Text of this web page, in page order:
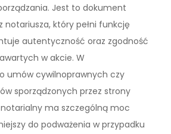
Jest to dokument
notariusza, który pełni funkcję
autentyczność oraz zgodność
w akcie. W
umów cywilnoprawnych czy
sporządzonych przez strony
ma szczególną moc
do podważenia w przypadku